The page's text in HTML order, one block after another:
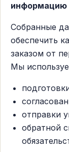
информацию
Собранные
обеспечить
заказом от
Мы
отправки
обратной